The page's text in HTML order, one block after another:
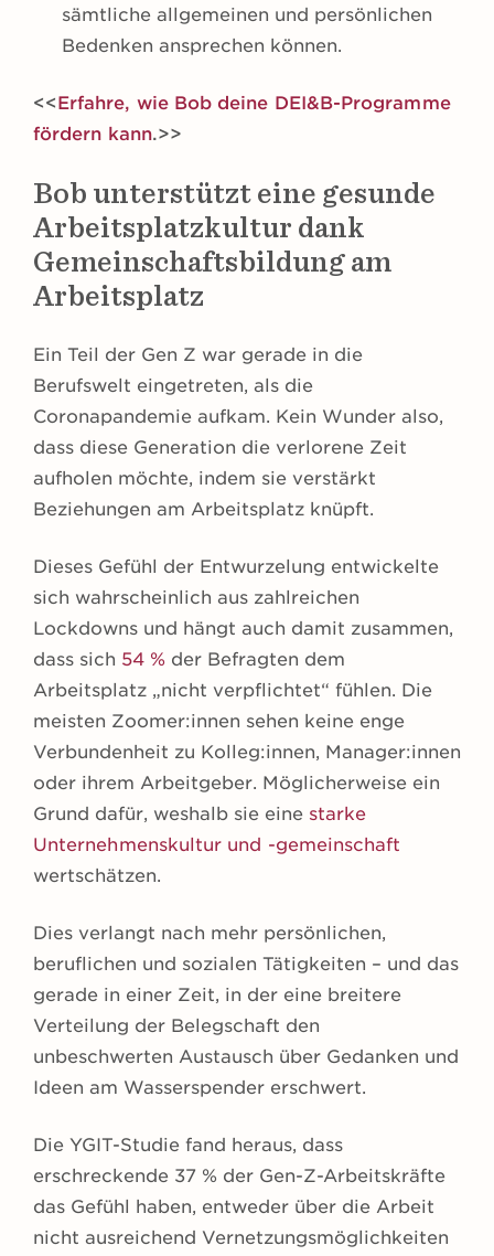
sämtliche allgemeinen und persönlichen
Bedenken ansprechen können.
<<Erfahre, wie Bob deine DEI&B-Programme
fördern kann.>>
Bob unterstützt eine gesunde
Arbeitsplatzkultur dank
Gemeinschaftsbildung am
Arbeitsplatz
Ein Teil der Gen Z war gerade in die
Berufswelt eingetreten, als die
Coronapandemie aufkam. Kein Wunder also,
dass diese Generation die verlorene Zeit
aufholen möchte, indem sie verstärkt
Beziehungen am Arbeitsplatz knüpft.
Dieses Gefühl der Entwurzelung entwickelte
sich wahrscheinlich aus zahlreichen
Lockdowns und hängt auch damit zusammen,
dass sich 54 % der Befragten dem
Arbeitsplatz „nicht verpflichtet“ fühlen. Die
meisten Zoomer:innen sehen keine enge
Verbundenheit zu Kolleg:innen, Manager:innen
oder ihrem Arbeitgeber. Möglicherweise ein
Grund dafür, weshalb sie eine starke
Unternehmenskultur und -gemeinschaft
wertschätzen.
Dies verlangt nach mehr persönlichen,
beruflichen und sozialen Tätigkeiten – und das
gerade in einer Zeit, in der eine breitere
Verteilung der Belegschaft den
unbeschwerten Austausch über Gedanken und
Ideen am Wasserspender erschwert.
Die YGIT-Studie fand heraus, dass
erschreckende 37 % der Gen-Z-Arbeitskräfte
das Gefühl haben, entweder über die Arbeit
nicht ausreichend Vernetzungsmöglichkeiten